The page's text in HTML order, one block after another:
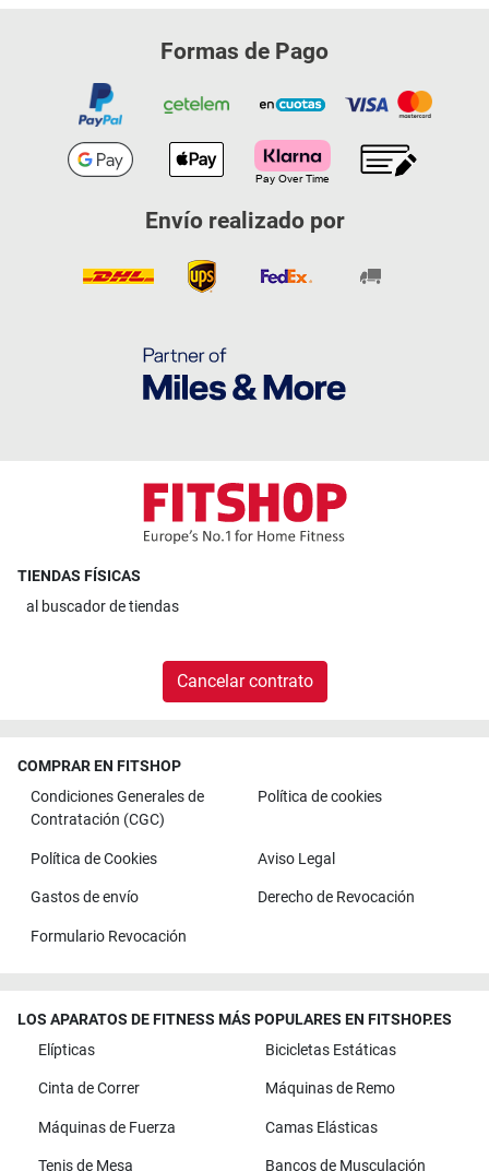
Formas de Pago
Envío realizado por
TIENDAS FÍSICAS
al buscador de tiendas
Cancelar contrato
COMPRAR EN FITSHOP
Condiciones Generales de
Contratación (CGC)
Política de cookies
Política de Cookies Aviso Legal
Gastos de envío Derecho de Revocación
Formulario Revocación
LOS APARATOS DE FITNESS MÁS POPULARES EN FITSHOP.ES
Elípticas
Bicicletas Estáticas
Cinta de Correr Máquinas de Remo
Máquinas de Fuerza Camas Elásticas
Tenis de Mesa Bancos de Musculación